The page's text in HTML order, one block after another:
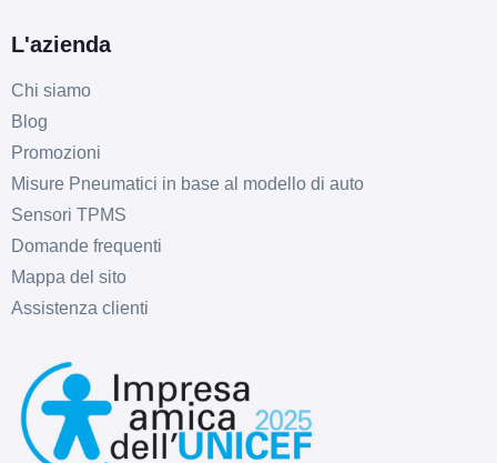
Foro centrale: 63.4mm
Disponibile
AVUS AC-518 Hyper
Disponibile
AVUS AC-518 Hyper
ET38 5x100
Foro centrale: 57.1mm
Disponibile
L'azienda
Chi siamo
Blog
Promozioni
Misure Pneumatici in base al modello di auto
Sensori TPMS
Domande frequenti
Mappa del sito
Assistenza clienti